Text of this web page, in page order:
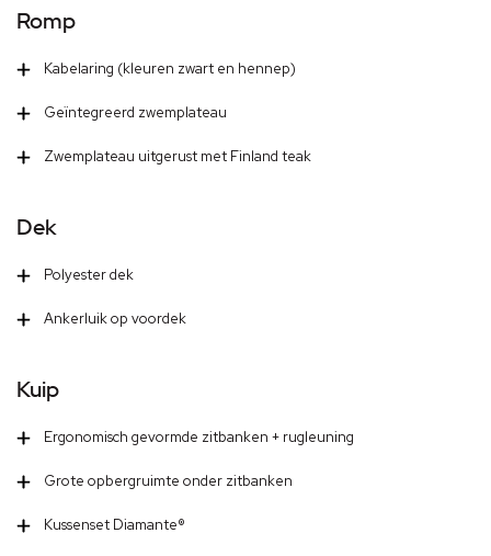
Romp
Kabelaring (kleuren zwart en hennep)
Geïntegreerd zwemplateau
Zwemplateau uitgerust met Finland teak
Dek
Polyester dek
Ankerluik op voordek
Kuip
Ergonomisch gevormde zitbanken + rugleuning
Grote opbergruimte onder zitbanken
Kussenset Diamante®